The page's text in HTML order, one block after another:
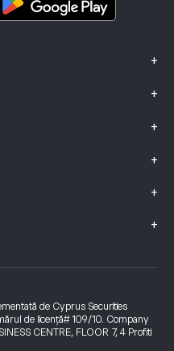
+
+
+
+
+
+
de Cyprus Securities
de licență# 109/10. Company
CENTRE, FLOOR 7, 4 Profiti